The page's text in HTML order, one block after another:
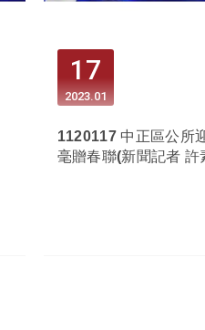
17
01
2023
1120117 中正區公所
毫贈春聯(新聞記者 許